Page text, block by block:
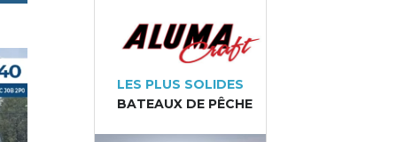
LES PLUS SOLIDES
BATEAUX DE PÊCHE